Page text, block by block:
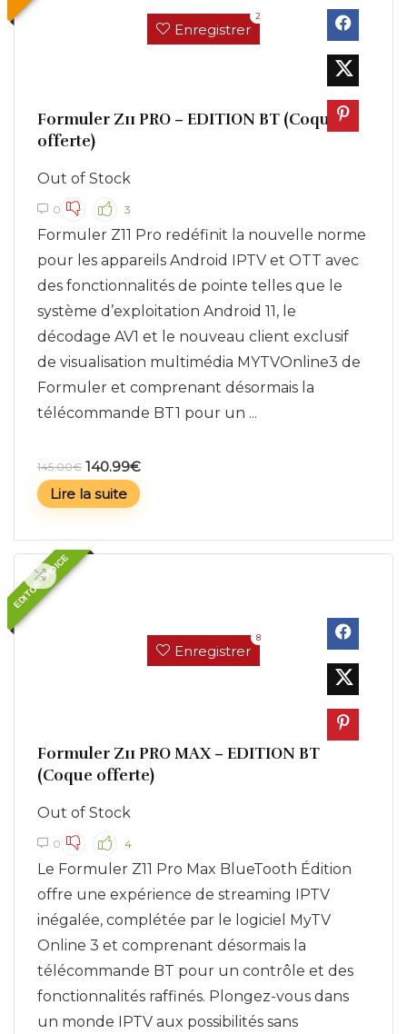
Enregistrer
2
Formuler Z11 PRO – EDITION BT (Coque
offerte)
Out of Stock
0 3
Formuler Z11 Pro redéfinit la nouvelle norme
pour les appareils Android IPTV et OTT avec
des fonctionnalités de pointe telles que le
système d’exploitation Android 11, le
décodage AV1 et le nouveau client exclusif
de visualisation multimédia MYTVOnline3 de
Formuler et comprenant désormais la
télécommande BT1 pour un ...
145.00€ 140.99€
Lire la suite
EDITOR CHOICE
Enregistrer
8
Formuler Z11 PRO MAX – EDITION BT
(Coque offerte)
Out of Stock
0 4
Le Formuler Z11 Pro Max BlueTooth Édition
offre une expérience de streaming IPTV
inégalée, complétée par le logiciel MyTV
Online 3 et comprenant désormais la
télécommande BT pour un contrôle et des
fonctionnalités raffinés. Plongez-vous dans
un monde IPTV aux possibilités sans